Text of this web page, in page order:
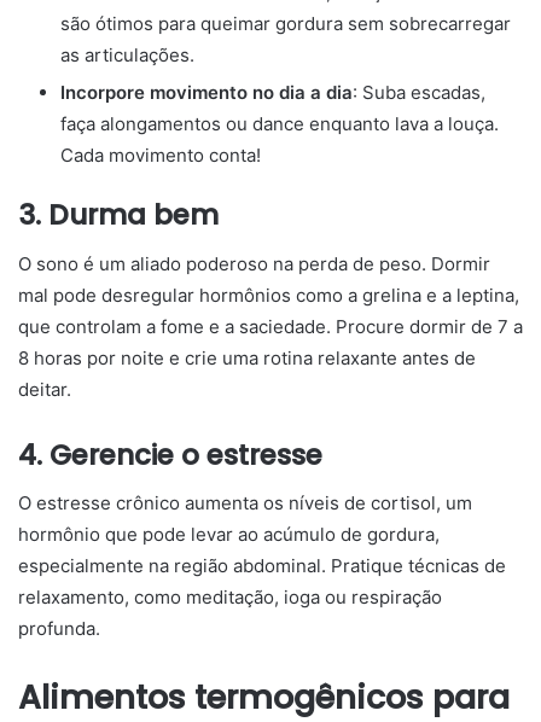
são ótimos para queimar gordura sem sobrecarregar
as articulações.
Incorpore movimento no dia a dia: Suba escadas,
faça alongamentos ou dance enquanto lava a louça.
Cada movimento conta!
3. Durma bem
O sono é um aliado poderoso na perda de peso. Dormir
mal pode desregular hormônios como a grelina e a leptina,
que controlam a fome e a saciedade. Procure dormir de 7 a
8 horas por noite e crie uma rotina relaxante antes de
deitar.
4. Gerencie o estresse
O estresse crônico aumenta os níveis de cortisol, um
hormônio que pode levar ao acúmulo de gordura,
especialmente na região abdominal. Pratique técnicas de
relaxamento, como meditação, ioga ou respiração
profunda.
Alimentos termogênicos para